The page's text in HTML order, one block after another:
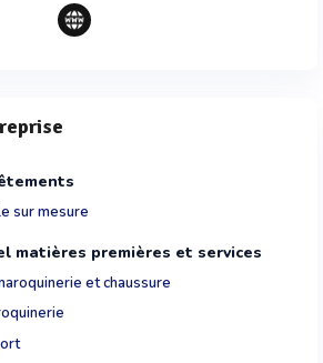
sur mesure
matières premières et services
et chaussure